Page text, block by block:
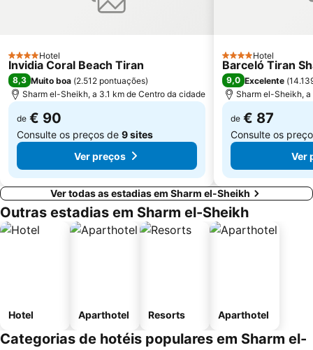
4 Estrelas
Hotel
Invidia Coral Beach Tiran
8,3 Muito boa (2.512 pontuações)
Sharm el-Sheikh, a 3.1 km de Centro da cidade
de € 90
Consulte os preços de 9 sites
Ver preços
4 Estrelas
Hotel
Barceló Tiran
9,0 Excelente (
Sharm el-Sheikh,
de € 87
Consulte os
Ver
Ver todas as estadias em Sharm el-Sheikh
Outras estadias em Sharm el-Sheikh
Hotel Aparthotel Resorts Aparthotel
Categorias de hotéis populares em Sharm el-